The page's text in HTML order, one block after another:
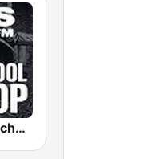
Kiss FM Oldschool Hip Hop